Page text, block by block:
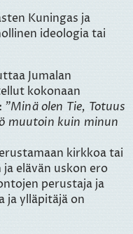
Kuningas ja
ideologia tai
Jumalan
kokonaan
Minä olen Tie, Totuus
muutoin kuin minun
kirkkoa tai
elävän uskon ero
perustaja ja
ja ylläpitäjä on